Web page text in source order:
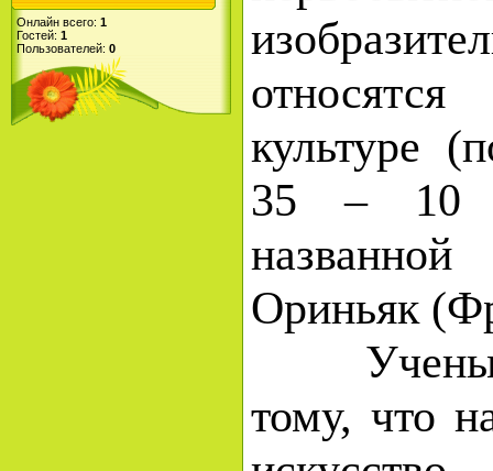
Онлайн всего: 1
Гостей: 1
Пользователей: 0
культуре
35 – 10
Ориньяк
Ученые
тому, что